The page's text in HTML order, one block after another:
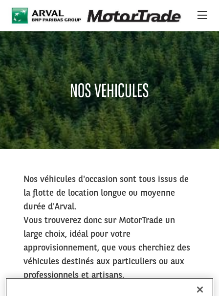
Aller au contenu principal
NOS VEHICULES
Nos véhicules d'occasion sont tous issus de
la flotte de location longue ou moyenne
durée d'Arval.
Vous trouverez donc sur MotorTrade un
large choix, idéal pour votre
approvisionnement, que vous cherchiez des
véhicules destinés aux particuliers ou aux
professionnels et artisans.
ACHETER SUR MOTORTRADE
NOS VÉHICULES
A PROPOS
IMPORTATION
NEWS